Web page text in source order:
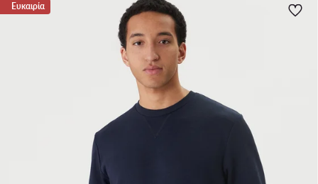
Ευκαιρία